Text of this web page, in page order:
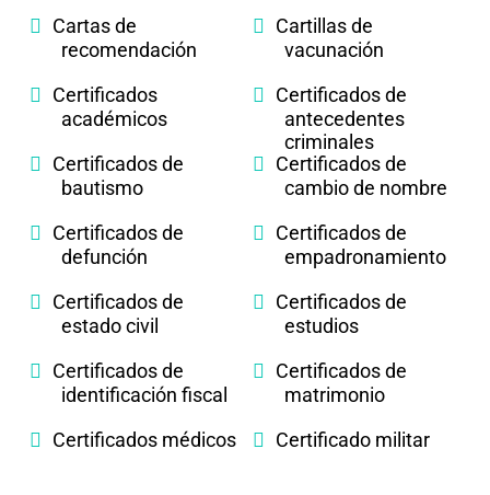
Cartas de
recomendación
Cartillas de
vacunación
Certificados
académicos
Certificados de
antecedentes
criminales
Certificados de
bautismo
Certificados de
cambio de nombre
Certificados de
defunción
Certificados de
empadronamiento
Certificados de
estado civil
Certificados de
estudios
Certificados de
identificación fiscal
Certificados de
matrimonio
Certificados médicos
Certificado militar